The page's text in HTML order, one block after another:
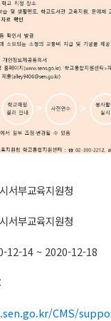
서부교육지원청
서부교육지원청
12-14 ~ 2020-12-18
CMS/